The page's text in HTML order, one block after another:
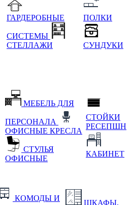
ГАРДЕРОБНЫЕ
СИСТЕМЫ
СТЕЛЛАЖИ
ПОЛКИ
СУНДУКИ
МЕБЕЛЬ ДЛЯ
ПЕРСОНАЛА
ОФИСНЫЕ КРЕСЛА
СТУЛЬЯ
ОФИСНЫЕ
СТОЙКИ
РЕСЕПШН
КАБИНЕТ
КОМОДЫ И
ШКАФЫ,